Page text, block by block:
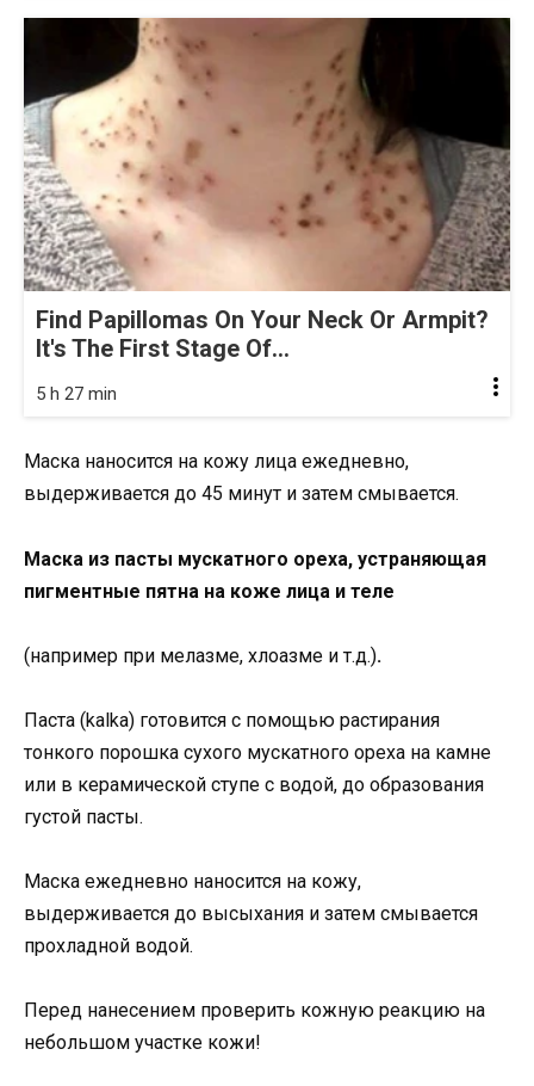
Find Papillomas On Your Neck Or Armpit?
It's The First Stage Of...
5 h 27 min
Маска наносится на кожу лица ежедневно,
выдерживается до 45 минут и затем смывается.
Маска из пасты мускатного ореха, устраняющая
пигментные пятна на коже лица и теле
(например при мелазме, хлоазме и т.д.)​.
Паста (kalka) готовится с помощью растирания
тонкого порошка сухого мускатного ореха на камне
или в керамической ступе с водой, до образования
густой пасты.
Маска ежедневно наносится на кожу,
выдерживается до высыхания и затем смывается
прохладной водой.
Перед нанесением проверить кожную реакцию на
небольшом участке кожи!